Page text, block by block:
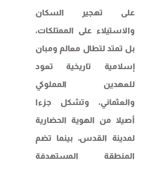
على تهجير السكان
والاستيلاء على الممتلكات،
بل تمتد لتطال معالم ومبان
إسلامية تاريخية تعود
للعهدين المملوكي
والعثماني، وتشكل جزءا
أصيلا من الهوية الحضارية
لمدينة القدس، بينما تضم
المنطقة المستهدفة